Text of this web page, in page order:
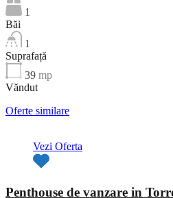
1
Băi
1
Suprafață
39 mp
Văndut
Oferte similare
Vezi Oferta
Penthouse de vanzare in